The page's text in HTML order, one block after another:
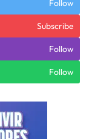
Follow
Subscribe
Follow
Follow